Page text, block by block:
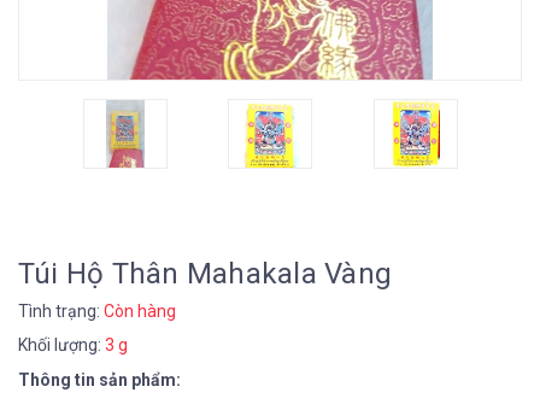
Túi Hộ Thân Mahakala Vàng
Tình trạng: Còn hàng
Khối lượng: 3 g
Thông tin sản phẩm: